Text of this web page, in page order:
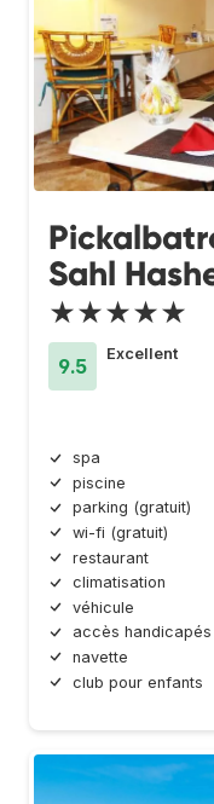
Sahl
★★★★★
9.5
Excellent
spa
piscine
parking (gratuit)
wi-fi (gratuit)
restaurant
climatisation
véhicule
accès handicapés
navette
club pour enfants